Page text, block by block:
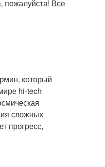
пожалуйста! Все
который
hi-tech
сложных
прогресс,